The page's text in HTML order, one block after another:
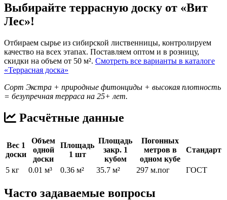
Выбирайте террасную доску от «Вит
Лес»!
Отбираем сырье из сибирской лиственницы, контролируем
качество на всех этапах. Поставляем оптом и в розницу,
скидки на объем от 50 м². Смотреть все варианты в каталоге
«Террасная доска»
Сорт Экстра + природные фитонциды + высокая плотность
= безупречная терраса на 25+ лет.
Расчётные данные
Вес 1
доски
Объем
одной
доски
Площадь
1 шт
Площадь
закр. 1
кубом
Погонных
метров в
одном кубе
Стандарт
5 кг 0.01 м³ 0.36 м² 35.7 м² 297 м.пог ГОСТ
Часто задаваемые вопросы